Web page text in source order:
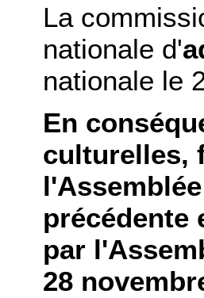
La
nationale d'
nationale le
En
culturelles,
précédente
par
28